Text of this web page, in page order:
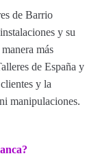
de Barrio
y su
más
de España y
y la
manipulaciones.